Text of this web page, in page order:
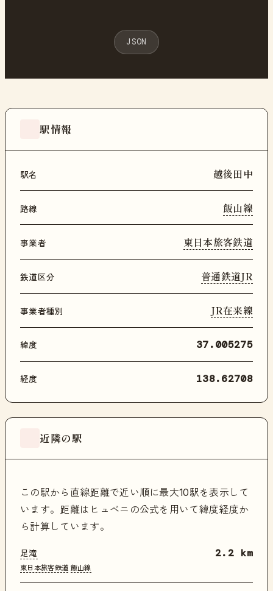
JSON
駅情報
駅名 越後田中
路線 飯山線
事業者 東日本旅客鉄道
鉄道区分 普通鉄道JR
事業者種別 JR在来線
緯度 37.005275
経度 138.62708
近隣の駅
この駅から直線距離で近い順に最大10駅を表示して
います。距離はヒュベニの公式を用いて緯度経度か
ら計算しています。
足滝
東日本旅客鉄道 飯山線
2.2 km